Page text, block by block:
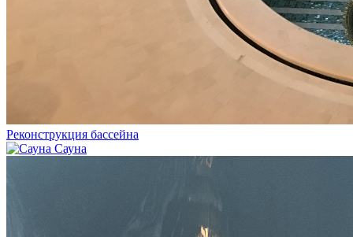
Реконструкция бассейна
Сауна